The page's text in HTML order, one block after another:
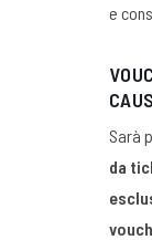
e
Sarà
da